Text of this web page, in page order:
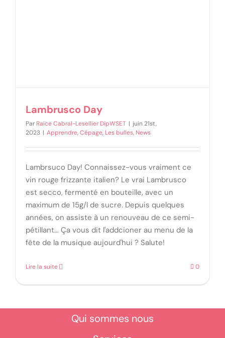
Lambrusco Day
Par Raice Cabral-Lesellier DipWSET | juin 21st,
2023 | Apprendre,Cépage, Les bulles, News
Lambrsuco Day! Connaissez-vous vraiment ce
vin rouge frizzante italien? Le vrai Lambrusco
est secco, fermenté en bouteille, avec un
maximum de 15g/l de sucre. Depuis quelques
années, on assiste à un renouveau de ce semi-
pétillant... Ça vous dit l'addcioner au menu de la
fête de la musique aujourd'hui ? Salute!
Lire la suite 0
Qui sommes nous